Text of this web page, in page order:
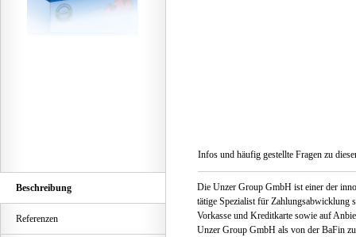
Infos und häufig gestellte Fragen zu
Beschreibung
Die Unzer Group GmbH ist einer der
tätige Spezialist für Zahlungsabwicklung
Vorkasse und Kreditkarte sowie auf
Unzer Group GmbH als von der BaFin
Referenzen